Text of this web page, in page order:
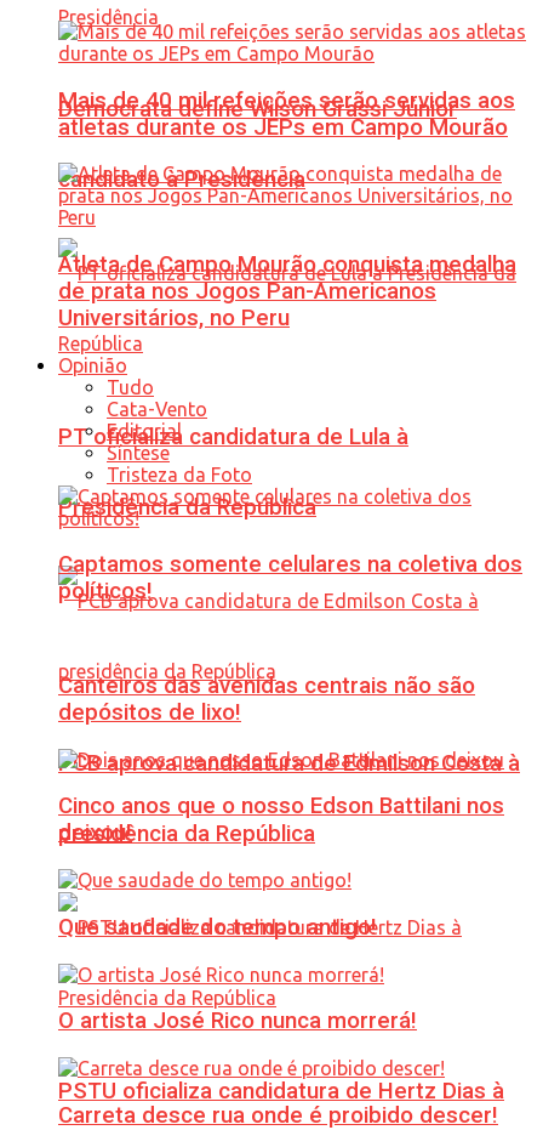
Democrata define Wilson Grassi Júnior
candidato à Presidência
PT oficializa candidatura de Lula à
Presidência da República
PCB aprova candidatura de Edmilson Costa à
presidência da República
PSTU oficializa candidatura de Hertz Dias à
Mais de 40 mil refeições serão servidas aos
atletas durante os JEPs em Campo Mourão
Atleta de Campo Mourão conquista medalha
de prata nos Jogos Pan-Americanos
Universitários, no Peru
Opinião
Tudo
Cata-Vento
Editorial
Síntese
Tristeza da Foto
Captamos somente celulares na coletiva dos
políticos!
Canteiros das avenidas centrais não são
depósitos de lixo!
Cinco anos que o nosso Edson Battilani nos
deixou!
Que saudade do tempo antigo!
O artista José Rico nunca morrerá!
Carreta desce rua onde é proibido descer!